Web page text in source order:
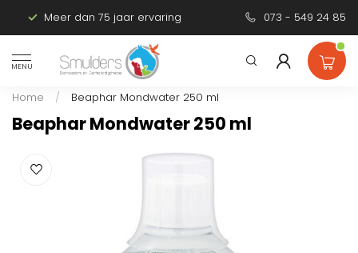
Meer dan 75 jaar ervaring Persoonlijk
073 - 549 24 85
MENU
Home / Beaphar Mondwater 250 ml
Beaphar Mondwater 250 ml